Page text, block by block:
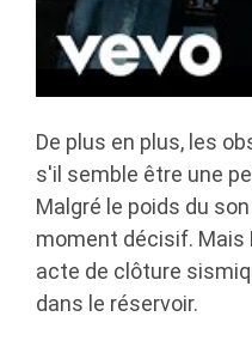
De plus en plus, les
s'il semble être une
Malgré le poids du
moment décisif. Mais
acte de clôture
dans le réservoir.